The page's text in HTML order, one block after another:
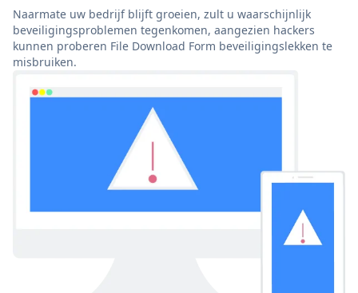
Naarmate uw bedrijf blijft groeien, zult u waarschijnlijk
beveiligingsproblemen tegenkomen, aangezien hackers
kunnen proberen File Download Form beveiligingslekken te
misbruiken.